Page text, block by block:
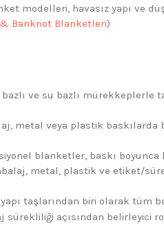
modelleri, havasız yapı ve
Banknot Blanketleri)
ve su bazlı
metal veya plastik
blanketler, baskı
metal, plastik ve etiket/
taşlarından biri olarak
açısından belirleyici